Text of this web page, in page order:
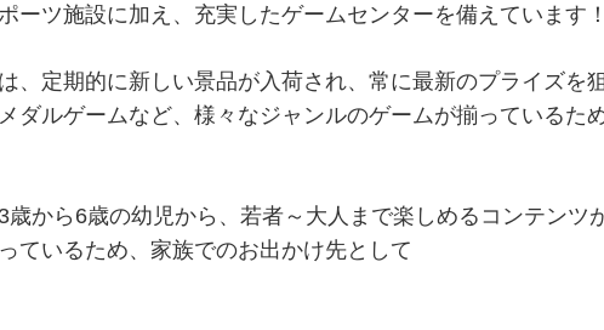
ーツ施設に加え、充実したゲームセンターを備えています！
、定期的に新しい景品が入荷され、常に最新のプライズを
ダルゲームなど、様々なジャンルのゲームが揃っているた
歳から6歳の幼児から、若者～大人まで楽しめるコンテンツ
ているため、家族でのお出かけ先として